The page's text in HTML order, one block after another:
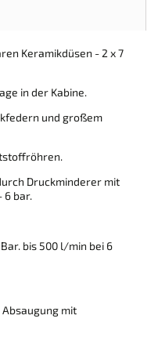
Keramikdüsen - 2 x 7
in der Kabine.
und großem
Druckminderer mit
6 bar.
bis 500 l/min bei 6
mit